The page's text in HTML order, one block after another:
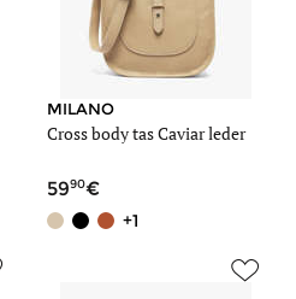
MILANO
Cross body tas Caviar leder
5990
+1